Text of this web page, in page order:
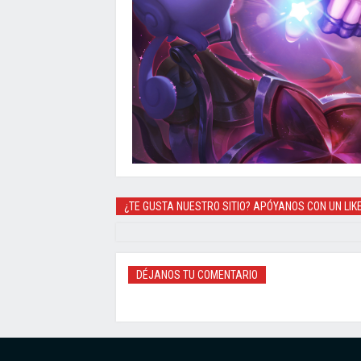
¿TE GUSTA NUESTRO SITIO? APÓYANOS CON UN
DÉJANOS TU COMENTARIO